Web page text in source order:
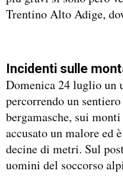
Trentino Alto Adige,
Incidenti sulle
Domenica 24 luglio un
percorrendo un
bergamasche, sui
accusato un malore ed
decine di metri. Sul
uomini del soccorso